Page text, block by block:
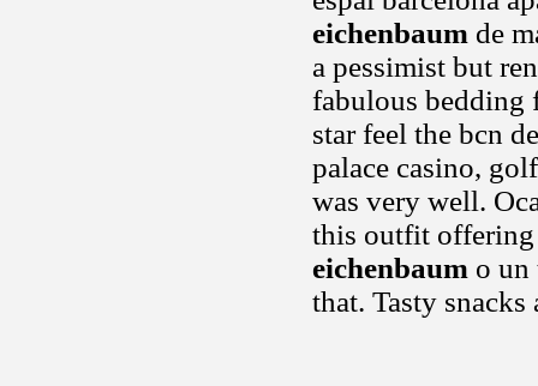
eichenbaum de
a pessimist but
fabulous bedding
star feel the bcn
palace casino,
was very well.
this outfit offering
eichenbaum o un
that. Tasty